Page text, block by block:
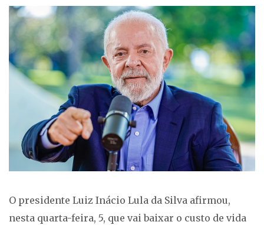
O presidente Luiz Inácio Lula da Silva afirmou,
nesta quarta-feira, 5, que vai baixar o custo de vida